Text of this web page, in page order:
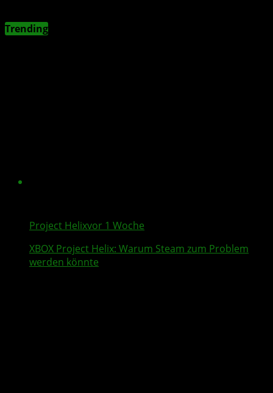
Trending
Project Helixvor 1 Woche
XBOX Project Helix: Warum Steam zum Problem
werden könnte